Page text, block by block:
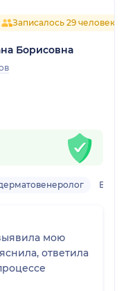
Записалось 29 человек
Борисовна
мою
ответила